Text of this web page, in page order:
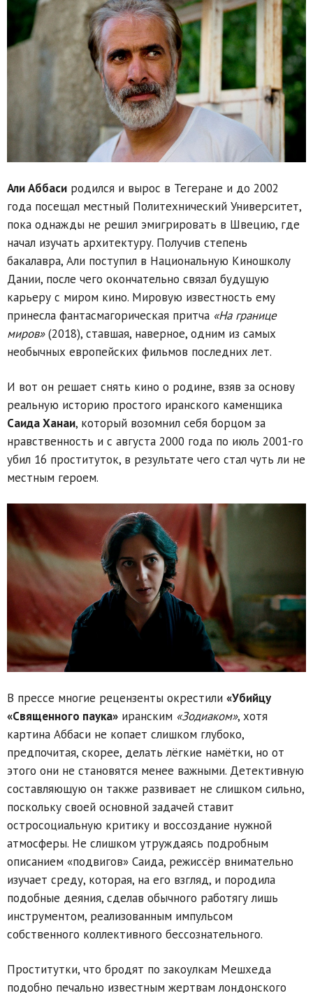
Али Аббаси родился и вырос в Тегеране и до 2002
года посещал местный Политехнический Университет,
пока однажды не решил эмигрировать в Швецию, где
начал изучать архитектуру. Получив степень
бакалавра, Али поступил в Национальную Киношколу
Дании, после чего окончательно связал будущую
карьеру с миром кино. Мировую известность ему
принесла фантасмагорическая притча «На границе
миров»(2018), ставшая, наверное, одним из самых
необычных европейских фильмов последних лет.
И вот он решает снять кино о родине, взяв за основу
реальную историю простого иранского каменщика
Саида Ханаи, который возомнил себя борцом за
нравственность и с августа 2000 года по июль 2001-го
убил 16 проституток, в результате чего стал чуть ли не
местным героем.
В прессе многие рецензенты окрестили «Убийцу
«Священного паука» иранским «Зодиаком», хотя
картина Аббаси не копает слишком глубоко,
предпочитая, скорее, делать лёгкие намётки, но от
этого они не становятся менее важными. Детективную
составляющую он также развивает не слишком сильно,
поскольку своей основной задачей ставит
остросоциальную критику и воссоздание нужной
атмосферы. Не слишком утруждаясь подробным
описанием «подвигов» Саида, режиссёр внимательно
изучает среду, которая, на его взгляд, и породила
подобные деяния, сделав обычного работягу лишь
инструментом, реализованным импульсом
собственного коллективного бессознательного.
Проститутки, что бродят по закоулкам Мешхеда
подобно печально известным жертвам лондонского